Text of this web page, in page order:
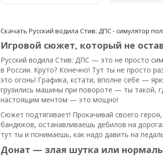
Скачать Русский водила Стив: ДПС - симулятор
Игровой сюжет, который не
Русский водила Стив: ДПС — это не просто
в России. Круто? Конечно! Тут ты не просто
это огонь! Графика, кстати, вполне себе —
грузились машины при повороте — ты такой,
настоящим ментом — это мощно!
Сюжет подтягивает! Прокачивай своего
бандюков, останавливаешь дебилов на
тут ты и понимаешь, как надо давить на
Донат — злая шутка или